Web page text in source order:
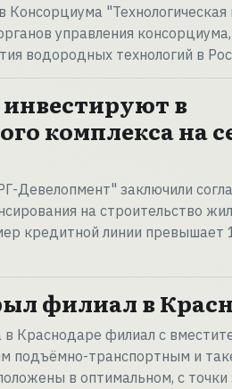
управления
водородных технологий в
в
комплекса на
Девелопмент" заключили
на строительство
кредитной линии превышает
филиал в
в Краснодаре филиал с
подъёмно-транспортным и
в оптимальном, с точки